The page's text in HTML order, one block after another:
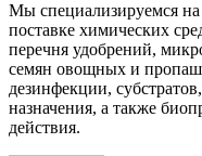
Мы специализируемся
поставке химических
перечня удобрений,
семян овощных и
дезинфекции,
назначения, а также
действия.